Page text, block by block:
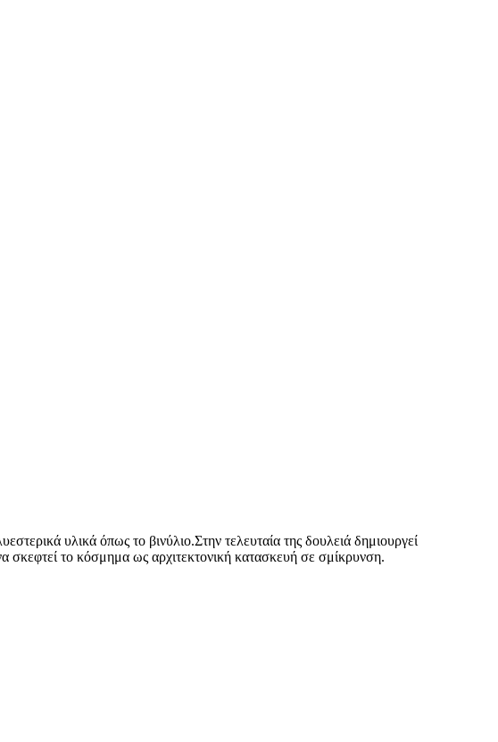
υλικά όπως το βινύλιο.Στην τελευταία της δουλειά δημιουργεί
σκεφτεί το κόσμημα ως αρχιτεκτονική κατασκευή σε σμίκρυνση.